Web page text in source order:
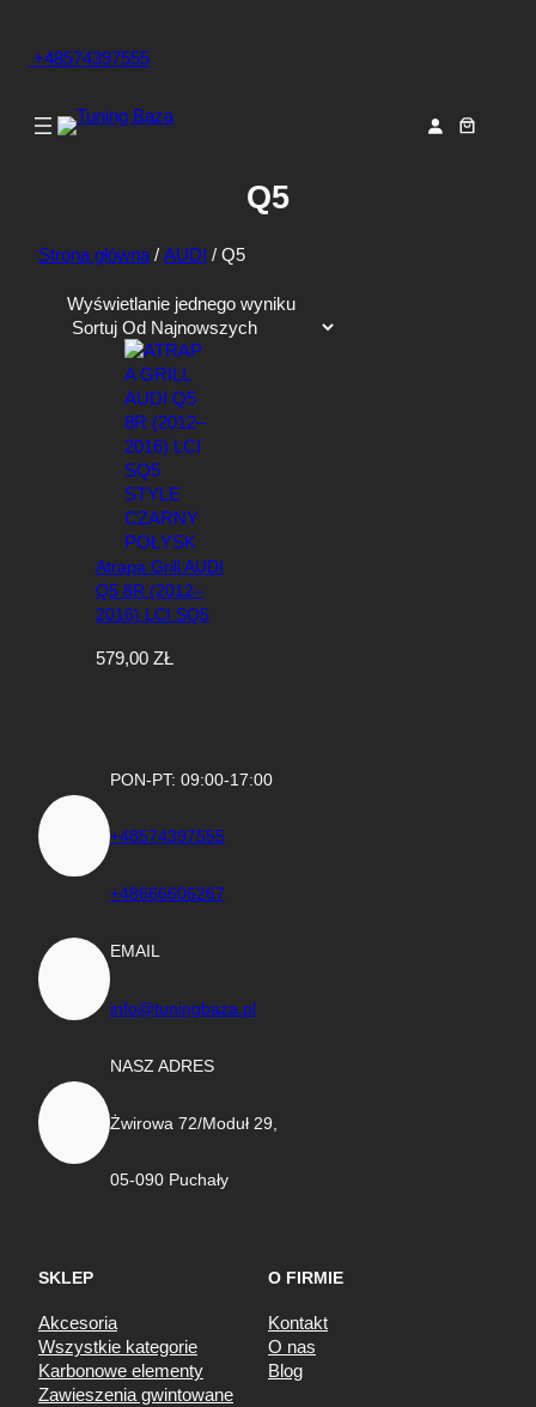
+48574397555
Q5
Strona główna / AUDI / Q5
Wyświetlanie jednego wyniku
Atrapa Grill AUDI
Q5 8R (2012–
2016) LCI SQ5
Połysk
579,00 ZŁ
PON-PT: 09:00-17:00
+48574397555
+48666606267
EMAIL
info@tuningbaza.pl
NASZ ADRES
Żwirowa 72/Moduł 29,
05-090 Puchały
SKLEP
Akcesoria
Wszystkie kategorie
Karbonowe elementy
Zawieszenia gwintowane
O FIRMIE
Kontakt
O nas
Blog